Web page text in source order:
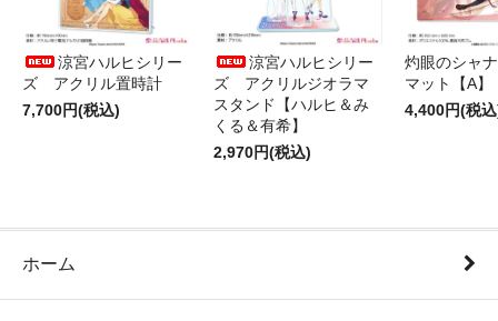
涼宮ハルヒシリー
ズ アクリル置時計
7,700円(税込)
涼宮ハルヒシリー
ズ アクリルジオラマ
スタンド【ハルヒ＆み
くる＆有希】
2,970円(税込)
灼眼のシャ
マット【A】
4,400円(税
ホーム